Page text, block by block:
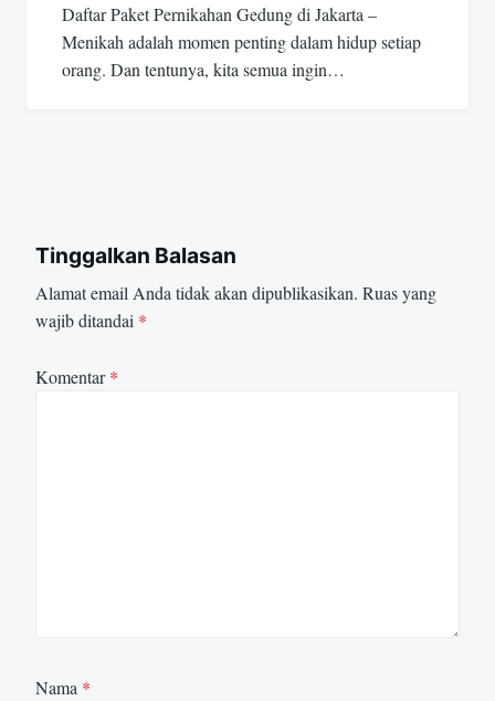
Daftar Paket Pernikahan Gedung di Jakarta –
Menikah adalah momen penting dalam hidup setiap
orang. Dan tentunya, kita semua ingin…
Tinggalkan Balasan
Alamat email Anda tidak akan dipublikasikan. Ruas yang
wajib ditandai *
Komentar*
Nama *